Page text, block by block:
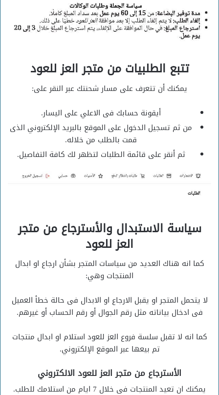
تتبع الطلبيات من متجر العز للعود
يمكنك أن تتعرف على مسار شحنتك عبر النقر على:
أيقونة حسابك فى الاعلي على اليسار.
من ثم تسجيل الدخول على الموقع بالبريد الإلكتروني الذى
قمت بالطلب من خلاله.
ثم أنقر على قائمة الطلبات لتظهر لك كافة التفاصيل.
سياسة الاستبدال والأسترجاع من متجر
العز للعود
كما انه هناك العديد من سياسات المتجر بشأن ارجاع او ابدال
المنتجات وهي:
لا يتحمل المتجر او يقبل الارجاع او الابدال فى حالة خطأ العميل
فى ادخال بياناته مثل رقم الجوال أو رقم الحساب أو غيرهم.
كما انه لا تقبل سلسة فروع العز للعود استلام او ابدال منتجات
تم بيعها عبر الموقع الإلكتروني.
الأسترجاع من متجر العز للعود الالكتروني
يمكنك ان تعيد المنتجات فى خلال 7 ايام من استلامك للطلب.